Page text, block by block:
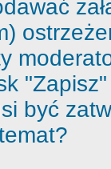
być